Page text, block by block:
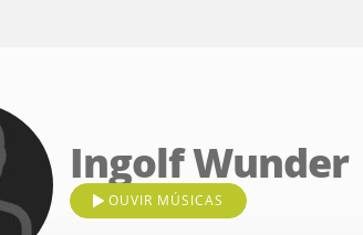
Ingolf Wunder
OUVIR MÚSICAS